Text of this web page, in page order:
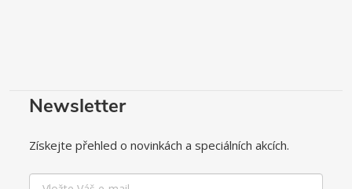
Newsletter
Získejte přehled o novinkách a speciálních akcích.